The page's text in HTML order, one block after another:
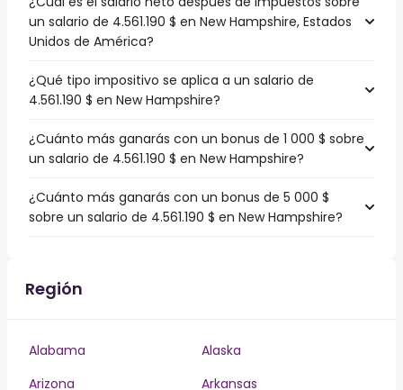
un salario de 4.561.190 $ en New Hampshire, Estados
Unidos de América?
¿Qué tipo impositivo se aplica a un salario de
4.561.190 $ en New Hampshire?
¿Cuánto más ganarás con un bonus de 1 000 $ sobre
un salario de 4.561.190 $ en New Hampshire?
¿Cuánto más ganarás con un bonus de 5 000 $
sobre un salario de 4.561.190 $ en New Hampshire?
Región
Alabama
Alaska
Arizona
Arkansas